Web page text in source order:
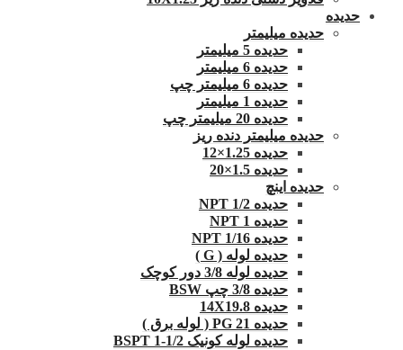
حدیده
حدیده میلیمتر
حدیده 5 میلیمتر
حدیده 6 میلیمتر
حدیده 6 میلیمتر چپ
حدیده 1 میلیمتر
حدیده 20 میلیمتر چپ
حدیده میلیمتر دنده ریز
حدیده 1.25×12
حدیده 1.5×20
حدیده اینچ
حدیده 1/2 NPT
حدیده NPT 1
حدیده 1/16 NPT
حدیده لوله ( G )
حدیده لوله 3/8 دور کوچک
حدیده 3/8 چپ BSW
حدیده 14X19.8
حدیده 21 PG ( لوله برق )
حدیده لوله کونیک 1/2-1 BSPT